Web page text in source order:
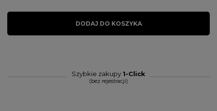
DODAJ DO KOSZYKA
Szybkie zakupy 1-Click
(bez rejestracji)